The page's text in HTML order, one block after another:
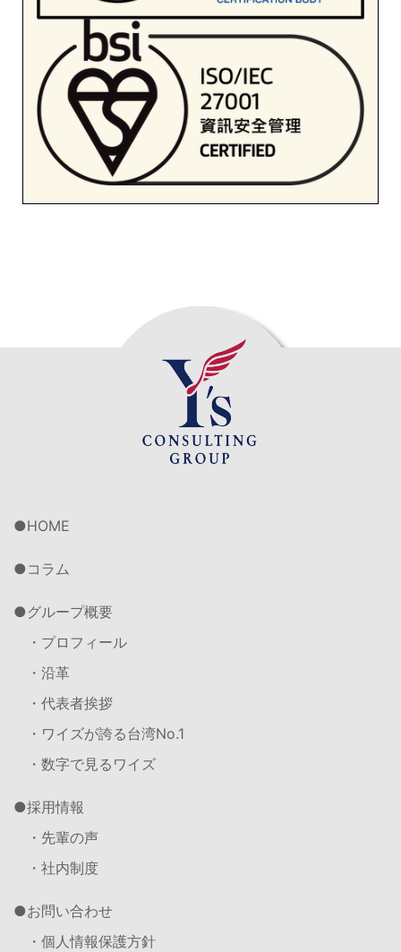
HOME
コラム
グループ概要
・プロフィール
・沿革
・代表者挨拶
・ワイズが誇る台湾No.1
・数字で見るワイズ
採用情報
・先輩の声
・社内制度
お問い合わせ
・個人情報保護方針